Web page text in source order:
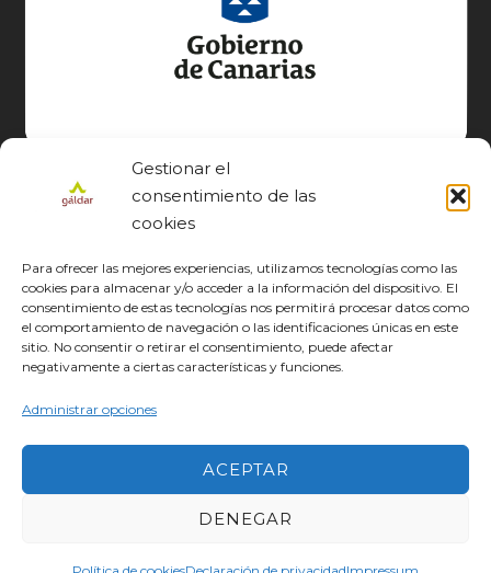
Gestionar el
consentimiento de las
cookies
Para ofrecer las mejores experiencias, utilizamos tecnologías como las
cookies para almacenar y/o acceder a la información del dispositivo. El
consentimiento de estas tecnologías nos permitirá procesar datos como
el comportamiento de navegación o las identificaciones únicas en este
sitio. No consentir o retirar el consentimiento, puede afectar
negativamente a ciertas características y funciones.
Administrar opciones
ACEPTAR
DENEGAR
© GÁLDAR JACOBEO 2027
CONOCE